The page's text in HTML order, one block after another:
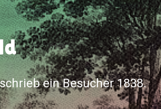
ein Besucher 1838.